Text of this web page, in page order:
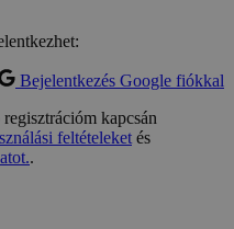
Bejelentkezés Google fiókkal
kapcsán
feltételeketés
.